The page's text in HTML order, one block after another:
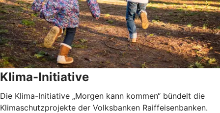
Klima-Initiative
Die Klima-Initiative „Morgen kann kommen“ bündelt die
Klimaschutzprojekte der Volksbanken Raiffeisenbanken.